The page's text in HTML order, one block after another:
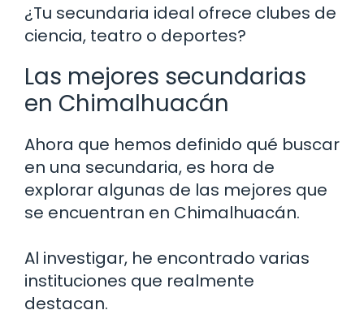
¿Tu secundaria ideal ofrece clubes de
ciencia, teatro o deportes?
Las mejores secundarias
en Chimalhuacán
Ahora que hemos definido qué buscar
en una secundaria, es hora de
explorar algunas de las mejores que
se encuentran en Chimalhuacán.
Al investigar, he encontrado varias
instituciones que realmente
destacan.